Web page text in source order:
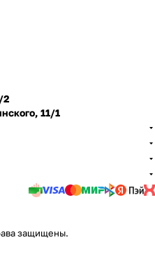
лами
нат и
ывать
2
11/1
защищены.